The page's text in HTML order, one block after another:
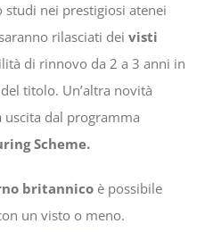
nei prestigiosi atenei
rilasciati dei visti
di rinnovo da 2 a 3 anni in
titolo. Un’altra novità
dal programma
Scheme.
britannico è possibile
un visto o meno.